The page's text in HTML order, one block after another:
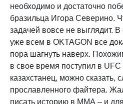
необходимо и достаточно
бразильца Игора Северино.
задачей вовсе не выглядит.
уже всем в OKTAGON все
пора шагнуть наверх.
в свое время поступил в
казахстанец, можно сказать,
прославленного файтера.
писать историю в ММА – и